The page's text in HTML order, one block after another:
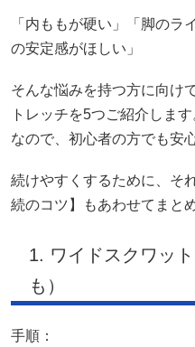
「内ももが硬い」「脚のラ
の安定感がほしい」
そんな悩みを持つ方に向け
トレッチを5つご紹介しま
なので、初心者の方でも安
続けやすくするために、そ
続のコツ】もあわせてまと
1. ワイドスクワッ
も）
手順：